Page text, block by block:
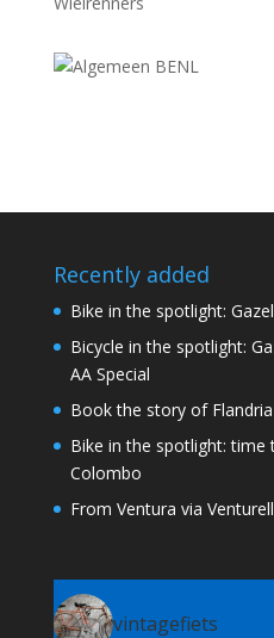
Recently added
Bike in the spotlight:
Bicycle in the spotlight:
AA Special
Book the story of Flandria
Bike in the spotlight: time
Colombo
From Ventura via
vintagefiets